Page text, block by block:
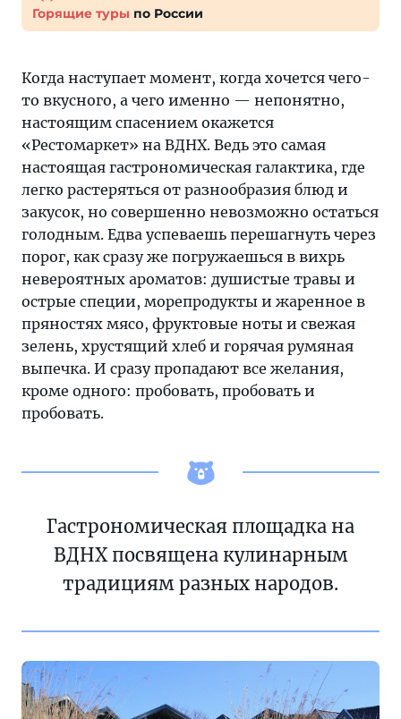
Горящие туры по России
Когда наступает момент, когда хочется чего-
то вкусного, а чего именно — непонятно,
настоящим спасением окажется
«Рестомаркет» на ВДНХ. Ведь это самая
настоящая гастрономическая галактика, где
легко растеряться от разнообразия блюд и
закусок, но совершенно невозможно остаться
голодным. Едва успеваешь перешагнуть через
порог, как сразу же погружаешься в вихрь
невероятных ароматов: душистые травы и
острые специи, морепродукты и жаренное в
пряностях мясо, фруктовые ноты и свежая
зелень, хрустящий хлеб и горячая румяная
выпечка. И сразу пропадают все желания,
кроме одного: пробовать, пробовать и
пробовать.
Гастрономическая площадка на
ВДНХ посвящена кулинарным
традициям разных народов.